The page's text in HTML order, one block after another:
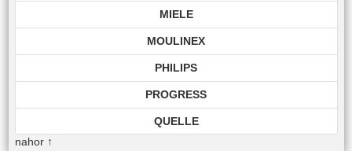
MIELE
MOULINEX
PHILIPS
PROGRESS
QUELLE
nahor↑